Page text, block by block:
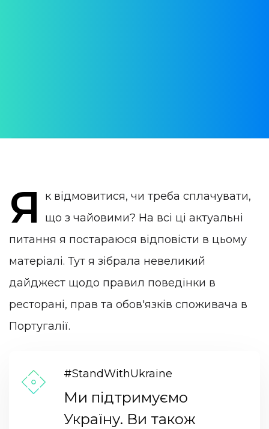
14 March 2024
Я
к відмовитися, чи треба сплачувати,
що з чайовими? На всі ці актуальні
питання я постараюся відповісти в цьому
матеріалі. Тут я зібрала невеликий
дайджест щодо правил поведінки в
ресторані, прав та обов'язків споживача в
Португалії.
#StandWithUkraine
Ми підтримуємо
Україну. Ви також